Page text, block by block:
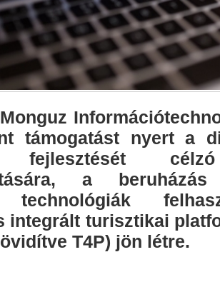
támogatást nyert a
fejlesztését
a beruházás
technológiák
integrált turisztikai
T4P) jön létre.